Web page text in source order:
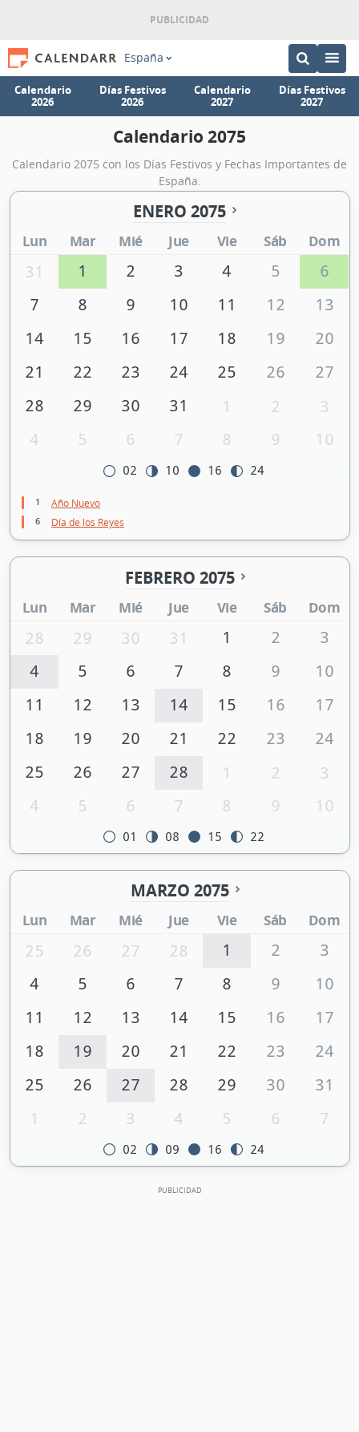
España
Calendario
2026
Días Festivos
2026
Calendario
2027
Días Festivos
2027
Calendario 2075
Calendario 2075 con los Días Festivos y Fechas Importantes de
España.
ENERO 2075
Lun Mar Mié Jue Vie Sáb Dom
31 1 2 3 4 5
6
7
8 9 10 11 12
13
14
15 16 17 18 19
20
21
22 23 24 25 26
27
28
29 30 31 1 2
3
4
5 6 7 8 9 10
02 10 16 24
1 Año Nuevo
6 Día de los Reyes
FEBRERO 2075
Lun Mar Mié Jue Vie Sáb Dom
28 29 30 31 1 2
3
4
5 6 7 8 9
10
11
12 13 14 15 16
17
18
19 20 21 22 23
24
25
26 27 28 1 2
3
4
5 6 7 8 9 10
01 08 15 22
MARZO 2075
Lun Mar Mié Jue Vie Sáb Dom
25 26 27 28 1 2
3
4
5 6 7 8 9
10
11
12 13 14 15 16
17
18
19 20 21 22 23
24
25
26 27 28 29 30
31
1
2 3 4 5 6 7
02 09 16 24